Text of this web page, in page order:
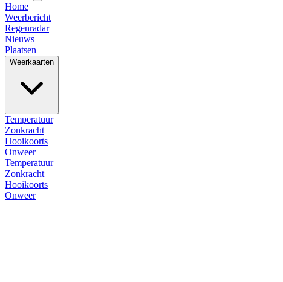
Home
Weerbericht
Regenradar
Nieuws
Plaatsen
Weerkaarten
Temperatuur
Zonkracht
Hooikoorts
Onweer
Temperatuur
Zonkracht
Hooikoorts
Onweer